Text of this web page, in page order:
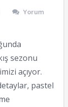
Yorum
sezonu
açıyor.
pastel